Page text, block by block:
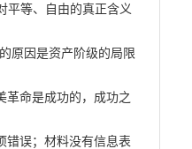
平等、自由的真正含义
原因是资产阶级的局限
革命是成功的，成功之
错误；材料没有信息表